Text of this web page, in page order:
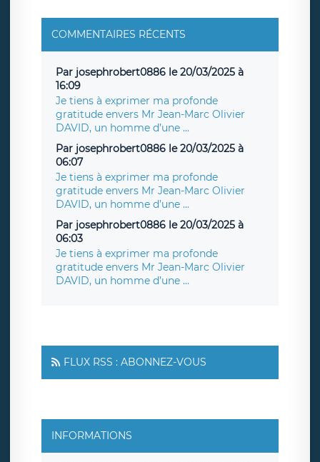
COMMENTAIRES RÉCENTS
Par josephrobert0886 le 20/03/2025 à
16:09
Je tiens à exprimer ma profonde
gratitude envers Mr Jean-Marc Olivier
DAVID, un homme d’une ...
Par josephrobert0886 le 20/03/2025 à
06:07
Je tiens à exprimer ma profonde
gratitude envers Mr Jean-Marc Olivier
DAVID, un homme d’une ...
Par josephrobert0886 le 20/03/2025 à
06:03
Je tiens à exprimer ma profonde
gratitude envers Mr Jean-Marc Olivier
DAVID, un homme d’une ...
FLUX RSS : ABONNEZ-VOUS
INFORMATIONS